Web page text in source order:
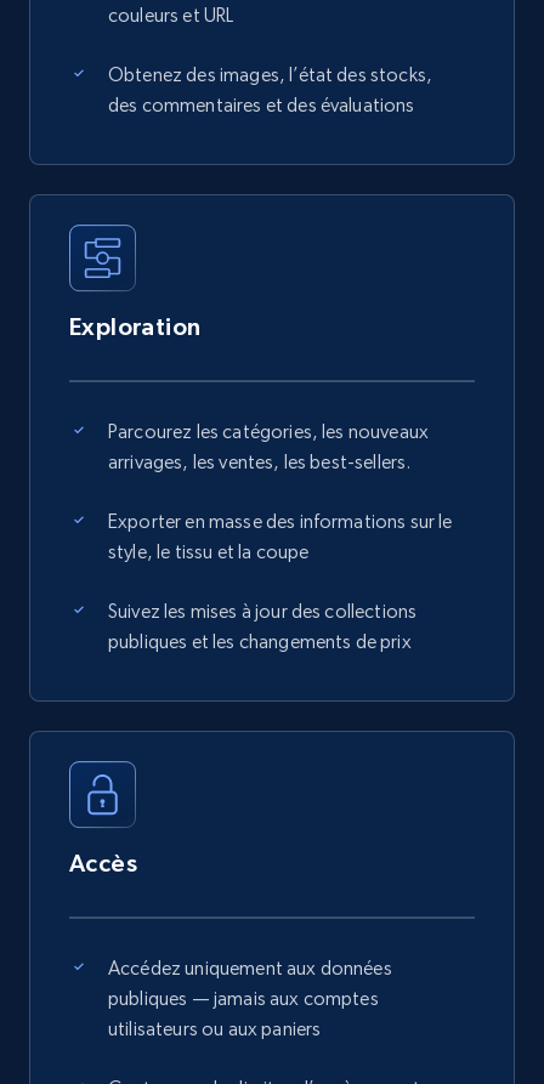
couleurs et URL
Obtenez des images, l’état des stocks,
des commentaires et des évaluations
Exploration
Parcourez les catégories, les nouveaux
arrivages, les ventes, les best-sellers.
Exporter en masse des informations sur le
style, le tissu et la coupe
Suivez les mises à jour des collections
publiques et les changements de prix
Accès
Accédez uniquement aux données
publiques — jamais aux comptes
utilisateurs ou aux paniers